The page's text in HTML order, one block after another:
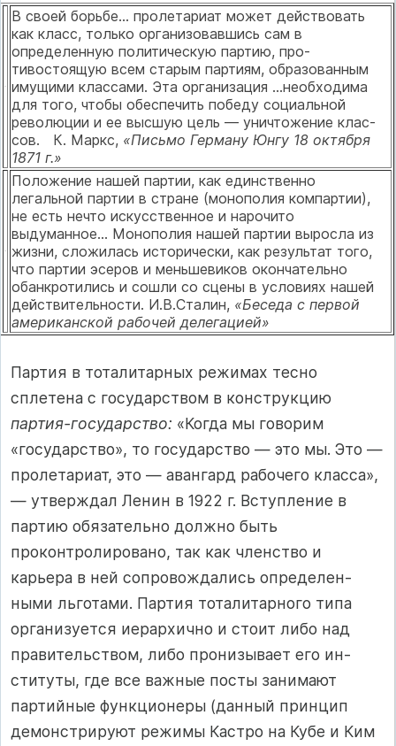
В своей борьбе... пролетариат может действовать
как класс, только организовавшись сам в
определенную политическую партию, про­
тивостоящую всем старым партиям, образованным
имущими клас­сами. Эта организация ...необходима
для того, чтобы обеспечить по­беду социальной
революции и ее высшую цель — уничтожение клас­
сов. К. Маркс, «Письмо Герману Юнгу 18 октября
1871 г.»
Положение нашей партии, как единственно
легальной партии в стране (монополия компартии),
не есть нечто искусственное и на­рочито
выдуманное... Монополия нашей партии выросла из
жиз­ни, сложилась исторически, как результат того,
что партии эсеров и меньшевиков окончательно
обанкроти­лись и сошли со сцены в условиях на­шей
действительности. И.В.Сталин, «Беседа с первой
американской рабочей делегацией»
Партия в тоталитарных режимах тес­но
сплетена с государством в конструкцию
партия-государство: «Когда мы говорим
«государство», то государство — это мы. Это —
пролетариат, это — авангард рабо­чего класса»,
— утверждал Ленин в 1922 г. Вступление в
партию обязательно должно быть
проконтролировано, так как членство и
карьера в ней сопровождались определен­
ными льготами. Партия тоталитарного типа
организуется иерархично и стоит либо над
правительством, либо пронизывает его ин­
ституты, где все важные посты занимают
партийные функционеры (данный принцип
демонстрируют режимы Кастро на Кубе и Ким